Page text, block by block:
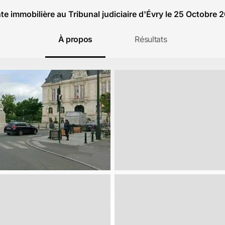
immobilière au Tribunal judiciaire d'Évry le 25 Octobre
À propos Résultats